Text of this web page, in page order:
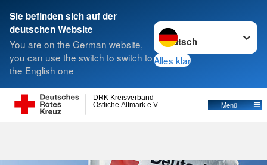
Sie befinden sich auf der
deutschen Website
You are on the German website,
you can use the switch to switch to
the English one
Sprache wechseln zu
Alles klar
Östliche Altmark e.V.
DRK Kreisverband
Menü
Suche
Kreisverbände